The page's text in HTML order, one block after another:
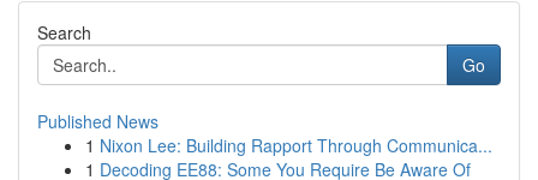
Search
Go
Published News
1 Nixon Lee: Building Rapport Through Communica...
1 Decoding EE88: Some You Require Be Aware Of